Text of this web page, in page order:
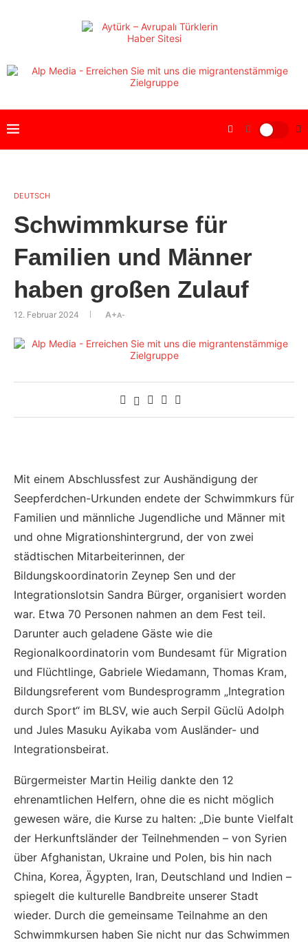
DEUTSCH
Schwimmkurse für
Familien und Männer
haben großen Zulauf
12. Februar 2024 A+A-
Mit einem Abschlussfest zur Aushändigung der
Seepferdchen-Urkunden endete der Schwimmkurs für
Familien und männliche Jugendliche und Männer mit
und ohne Migrationshintergrund, der von zwei
städtischen Mitarbeiterinnen, der
Bildungskoordinatorin Zeynep Sen und der
Integrationslotsin Sandra Bürger, organisiert worden
war. Etwa 70 Personen nahmen an dem Fest teil.
Darunter auch geladene Gäste wie die
Regionalkoordinatorin vom Bundesamt für Migration
und Flüchtlinge, Gabriele Wiedamann, Thomas Kram,
Bildungsreferent vom Bundesprogramm „Integration
durch Sport“ im BLSV, wie auch Serpil Güclü Adolph
und Jules Masuku Ayikaba vom Ausländer- und
Integrationsbeirat.
Bürgermeister Martin Heilig dankte den 12
ehrenamtlichen Helfern, ohne die es nicht möglich
gewesen wäre, die Kurse zu halten: „Die bunte Vielfalt
der Herkunftsländer der Teilnehmenden – von Syrien
über Afghanistan, Ukraine und Polen, bis hin nach
China, Korea, Ägypten, Iran, Deutschland und Indien –
spiegelt die kulturelle Bandbreite unserer Stadt
wieder. Durch die gemeinsame Teilnahme an den
Schwimmkursen haben Sie nicht nur das Schwimmen